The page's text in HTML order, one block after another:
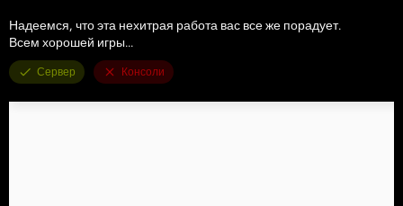
Надеемся, что эта нехитрая работа вас все же порадует.
Всем хорошей игры...
Сервер Консоли